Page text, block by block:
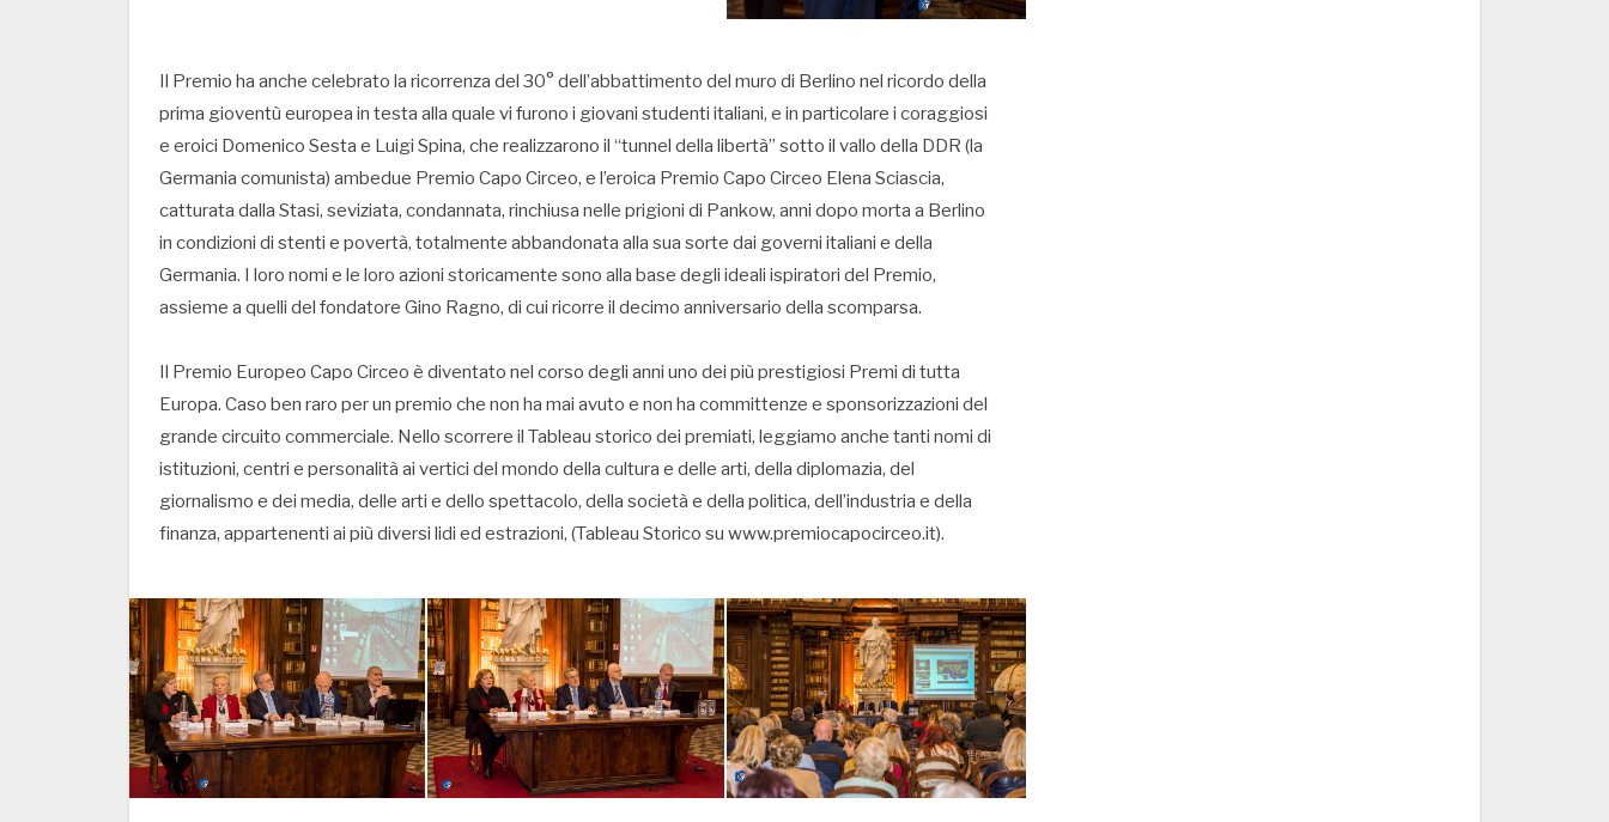
Il Premio ha anche celebrato la ricorrenza del 30° dell’abbattimento del muro di Berlino nel ricordo della
prima gioventù europea in testa alla quale vi furono i giovani studenti italiani, e in particolare i coraggiosi
e eroici Domenico Sesta e Luigi Spina, che realizzarono il “tunnel della libertà” sotto il vallo della DDR (la
Germania comunista) ambedue Premio Capo Circeo, e l’eroica Premio Capo Circeo Elena Sciascia,
catturata dalla Stasi, seviziata, condannata, rinchiusa nelle prigioni di Pankow, anni dopo morta a Berlino
in condizioni di stenti e povertà, totalmente abbandonata alla sua sorte dai governi italiani e della
Germania. I loro nomi e le loro azioni storicamente sono alla base degli ideali ispiratori del Premio,
assieme a quelli del fondatore Gino Ragno, di cui ricorre il decimo anniversario della scomparsa.
Il Premio Europeo Capo Circeo è diventato nel corso degli anni uno dei più prestigiosi Premi di tutta
Europa. Caso ben raro per un premio che non ha mai avuto e non ha committenze e sponsorizzazioni del
grande circuito commerciale. Nello scorrere il Tableau storico dei premiati, leggiamo anche tanti nomi di
istituzioni, centri e personalità ai vertici del mondo della cultura e delle arti, della diplomazia, del
giornalismo e dei media, delle arti e dello spettacolo, della società e della politica, dell’industria e della
finanza, appartenenti ai più diversi lidi ed estrazioni, (Tableau Storico su www.premiocapocirceo.it).